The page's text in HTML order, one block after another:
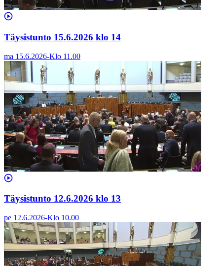
Täysistunto 15.6.2026 klo 14
ma 15.6.2026-Klo 11.00
Täysistunto 12.6.2026 klo 13
pe 12.6.2026-Klo 10.00